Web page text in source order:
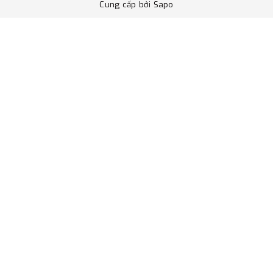
Cung cấp bởi Sapo